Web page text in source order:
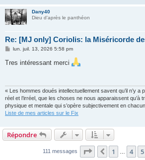
Dany40
Dieu d'après le panthéon
Re: [MJ only] Coriolis: la Miséricorde
M
s
lun. juil. 13, 2026 5:58 pm
Tres intéressant merci
« Les hommes doués intellectuellement savent qu’il n’y a
réel et l’irréel, que les choses ne nous apparaissent qu’à
physique et mentale qui s’opère subjectivement en
Liste de mes articles sur le Fix
Répondre
111 messages Page sur
Précédent
1 4 5